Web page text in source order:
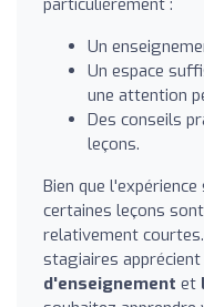
Un
Un espace
une attention
Des conseils
leçons.
Bien que
certaines leçons
relativement
stagiaires apprécient
d'enseignement et